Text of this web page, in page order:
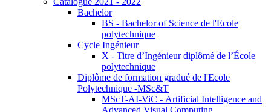
Bachelor
BS - Bachelor of Science de l'Ecole
polytechnique
Cycle Ingénieur
X - Titre d’Ingénieur diplômé de l’École
polytechnique
Diplôme de formation gradué de l'Ecole
Polytechnique -MSc&T
MScT-AI-ViC - Artificial Intelligence and
Advanced Visual Computing